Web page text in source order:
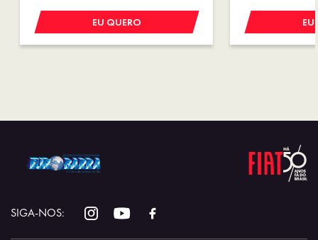
EU QUERO EU
SIGA-NOS: